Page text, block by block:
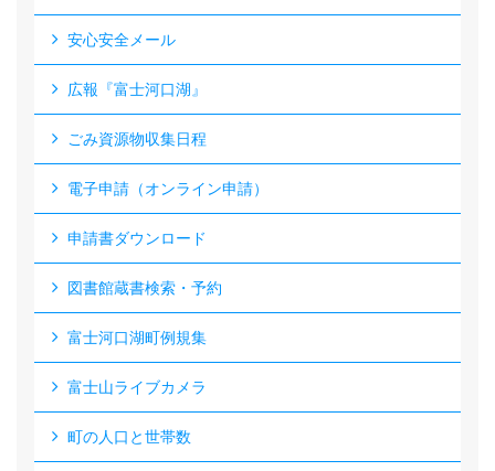
安心安全メール
広報『富士河口湖』
ごみ資源物収集日程
電子申請（オンライン申請）
申請書ダウンロード
図書館蔵書検索・予約
富士河口湖町例規集
富士山ライブカメラ
町の人口と世帯数